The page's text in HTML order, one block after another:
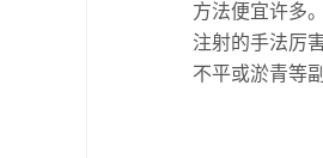
方法便宜许
注射的手法厉
不平或淤青等